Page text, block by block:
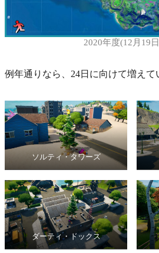
2020年度(12月19
例年通りなら、24日に向けて増え
ソルティ・タワーズ
ダーティ・ドックス